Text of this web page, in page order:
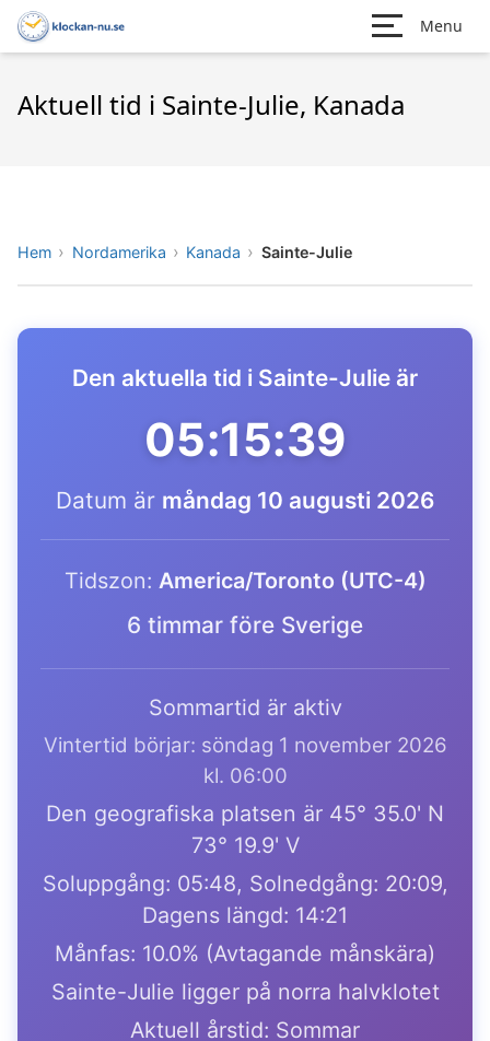
Menu
Aktuell tid i Sainte-Julie, Kanada
Hem Nordamerika Kanada Sainte-Julie
Den aktuella tid i Sainte-Julie är
05:15:39
Datum är måndag 10 augusti 2026
Tidszon: America/Toronto (UTC-4)
6 timmar före Sverige
Sommartid är aktiv
Vintertid börjar: söndag 1 november 2026
kl. 06:00
Den geografiska platsen är 45° 35.0' N
73° 19.9' V
Soluppgång: 05:48, Solnedgång: 20:09,
Dagens längd: 14:21
Månfas: 10.0% (Avtagande månskära)
Sainte-Julie ligger på norra halvklotet
Aktuell årstid: Sommar